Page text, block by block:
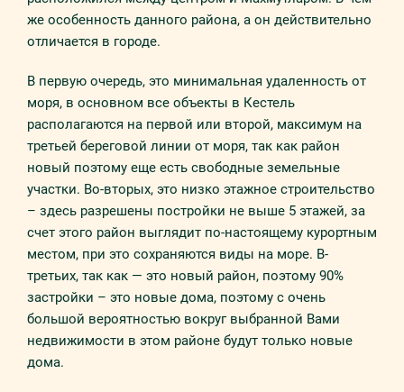
же особенность данного района, а он действительно
отличается в городе.
В первую очередь, это минимальная удаленность от
моря, в основном все объекты в Кестель
располагаются на первой или второй, максимум на
третьей береговой линии от моря, так как район
новый поэтому еще есть свободные земельные
участки. Во-вторых, это низко этажное строительство
– здесь разрешены постройки не выше 5 этажей, за
счет этого район выглядит по-настоящему курортным
местом, при это сохраняются виды на море. В-
третьих, так как — это новый район, поэтому 90%
застройки – это новые дома, поэтому с очень
большой вероятностью вокруг выбранной Вами
недвижимости в этом районе будут только новые
дома.